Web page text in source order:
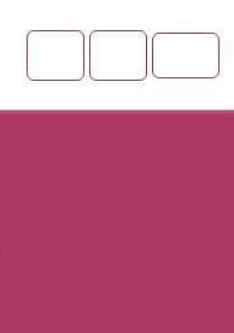
Account
Cart